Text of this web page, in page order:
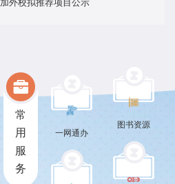
加外校拟推荐项目公示
常
用
服
务
一网通办
图书资源